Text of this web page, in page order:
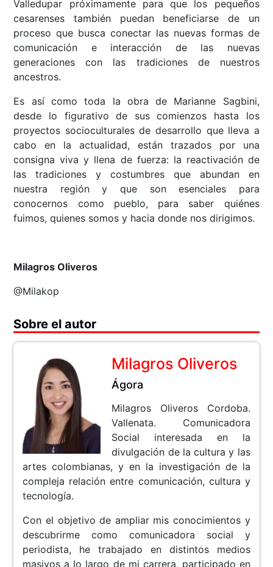
Valledupar próximamente para que los pequeños
cesarenses también puedan beneficiarse de un
proceso que busca conectar las nuevas formas de
comunicación e interacción de las nuevas
generaciones con las tradiciones de nuestros
ancestros.
Es así como toda la obra de Marianne Sagbini,
desde lo figurativo de sus comienzos hasta los
proyectos socioculturales de desarrollo que lleva a
cabo en la actualidad, están trazados por una
consigna viva y llena de fuerza: la reactivación de
las tradiciones y costumbres que abundan en
nuestra región y que son esenciales para
conocernos como pueblo, para saber quiénes
fuimos, quienes somos y hacia donde nos dirigimos.
Milagros Oliveros
@Milakop
Sobre el autor
Milagros Oliveros
Ágora
Milagros Oliveros Cordoba.
Vallenata. Comunicadora
Social interesada en la
divulgación de la cultura y las
artes colombianas, y en la investigación de la
compleja relación entre comunicación, cultura y
tecnología.
Con el objetivo de ampliar mis conocimientos y
descubrirme como comunicadora social y
periodista, he trabajado en distintos medios
masivos a lo largo de mi carrera, participado en